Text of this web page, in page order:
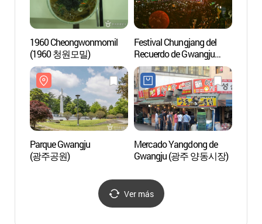
1960 Cheongwonmomil
(1960 청원모밀)
Festival Chungjang del
Recuerdo de Gwangju
(광주 추억의 충장축제)
Parque Gwangju
(광주공원)
Mercado Yangdong de
Gwangju (광주 양동시장)
Ver más